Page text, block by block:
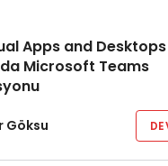
Apps and Desktops
Microsoft Teams
Göksu